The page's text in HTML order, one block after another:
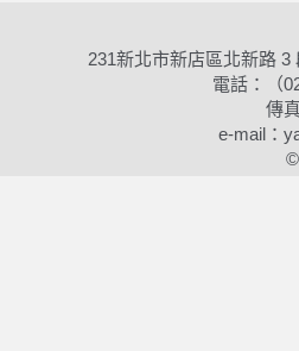
231新北市新店區北新路
電話：（
傳
e-mail：